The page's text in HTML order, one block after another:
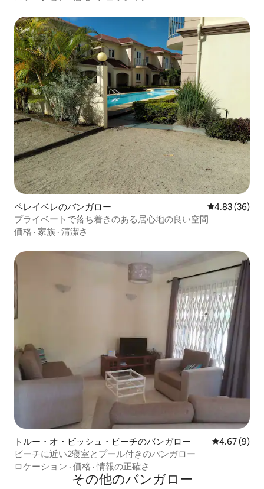
ペレイベレのバンガロー レビュー36
4.83 (36)
プライベートで落ち着きのある居心地の良い空間
価格 · 家族 · 清潔さ
トルー・オ・ビッシュ・ビーチのバンガロー レビュー9
4.67 (9)
ビーチに近い2寝室とプール付きのバンガロー
ロケーション · 価格 ·情報の正確さ
その他のバンガロー